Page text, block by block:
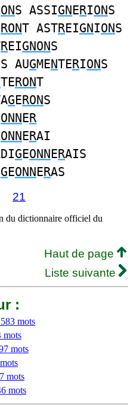
ONS ASSIGNERIONS
RONT ASTREIGNIONS
REIGNONS
AUGMENTERIONS
TERONT
GERONS
ONNER
ONNERAI
GEONNERAIS
GEONNERAS
21
du dictionnaire officiel du
Haut de page
Liste suivante
:
mots
mots
mots
mots
mots